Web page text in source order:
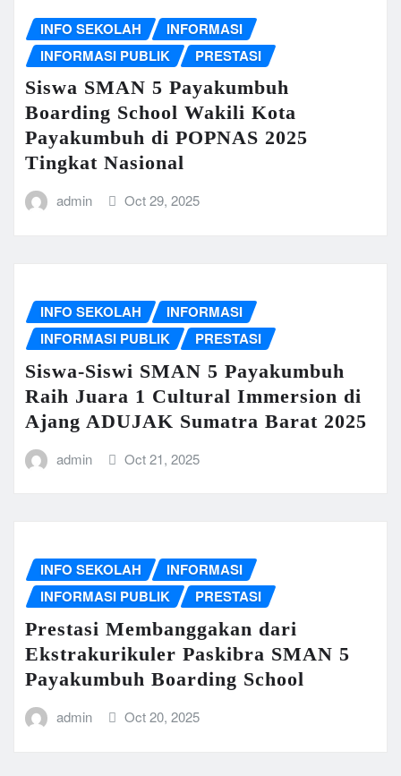
INFO SEKOLAH
INFORMASI
INFORMASI PUBLIK
PRESTASI
Siswa SMAN 5 Payakumbuh
Boarding School Wakili Kota
Payakumbuh di POPNAS 2025
Tingkat Nasional
admin Oct 29, 2025
INFO SEKOLAH
INFORMASI
INFORMASI PUBLIK
PRESTASI
Siswa-Siswi SMAN 5 Payakumbuh
Raih Juara 1 Cultural Immersion di
Ajang ADUJAK Sumatra Barat 2025
admin Oct 21, 2025
INFO SEKOLAH
INFORMASI
INFORMASI PUBLIK
PRESTASI
Prestasi Membanggakan dari
Ekstrakurikuler Paskibra SMAN 5
Payakumbuh Boarding School
admin Oct 20, 2025